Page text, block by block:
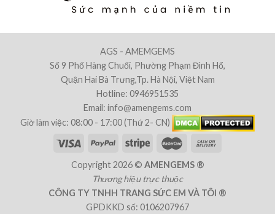
AGS - AMEMGEMS
Số 9 Phố Hàng Chuối, Phường Phạm Đình Hổ,
Quận Hai Bà Trưng,Tp. Hà Nội, Việt Nam
Hotline: 0946951535
Email: info@amengems.com
Giờ làm việc: 08:00 - 17:00 (Thứ 2- CN)
Copyright 2026 © AMENGEMS ®
Thương hiệu trực thuộc
CÔNG TY TNHH TRANG SỨC EM VÀ TÔI ®
GPDKKD số: 0106207967